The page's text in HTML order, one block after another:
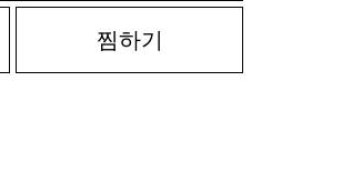
찜하기